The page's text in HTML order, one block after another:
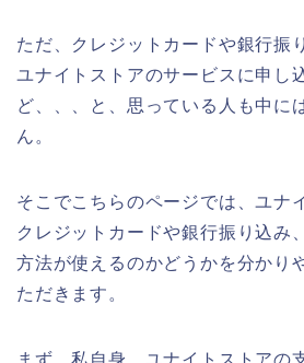
ただ、クレジットカードや銀行振
ユナイトストアのサービスに申し
ど、、、と、思っている人も中に
ん。
そこでこちらのページでは、ユナ
クレジットカードや銀行振り込み
方法が使えるのかどうかを分かり
ただきます。